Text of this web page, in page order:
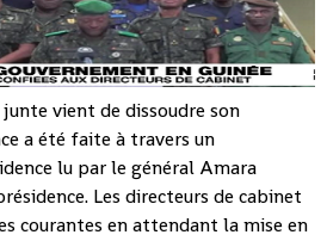
vient de dissoudre son
a été faite à travers un
lu par le général Amara
Les directeurs de cabinet
courantes en attendant la mise en